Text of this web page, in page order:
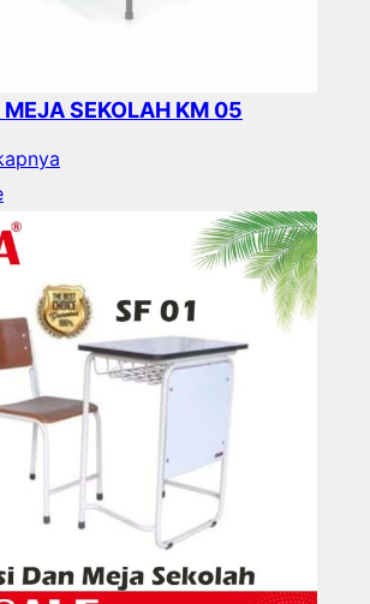
MEJA SEKOLAH KM 05